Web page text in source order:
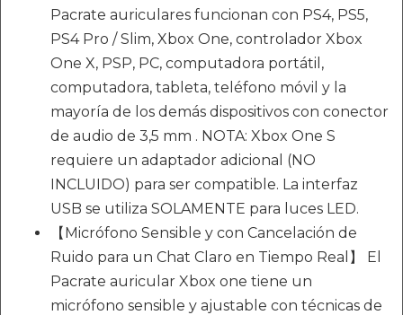
Pacrate auriculares funcionan con PS4, PS5,
PS4 Pro / Slim, Xbox One, controlador Xbox
One X, PSP, PC, computadora portátil,
computadora, tableta, teléfono móvil y la
mayoría de los demás dispositivos con conector
de audio de 3,5 mm . NOTA: Xbox One S
requiere un adaptador adicional (NO
INCLUIDO) para ser compatible. La interfaz
USB se utiliza SOLAMENTE para luces LED.
【Micrófono Sensible y con Cancelación de
Ruido para un Chat Claro en Tiempo Real】 El
Pacrate auricular Xbox one tiene un
micrófono sensible y ajustable con técnicas de